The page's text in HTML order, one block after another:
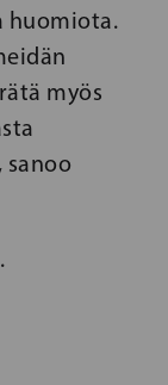
huomiota.
myös